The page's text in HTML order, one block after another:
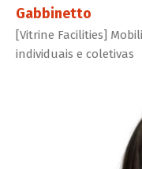
Gabbinetto
[Vitrine Facilities]
individuais e coletivas